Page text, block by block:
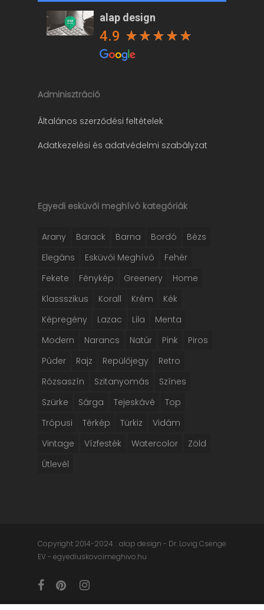
alap design
4.9
Adminisztráció
Általános szerződési feltételek
Adatkezelési és adatvédelmi szabályzat
Egyedi esküvői meghívó kategóriák
Arany Barack Barna Bordó
Bézs
Elegáns
Esküvői Meghívó
Fehér
Fekete
Fénykép Greenery
Home
Klassszikus
Korall Krém
Kék
Képregény
Lazac Lila
Menta
Modern
Narancs Natúr Pink
Piros
Púder
Rajz Repülőjegy
Retro
Rózsaszín
Szitanyomás
Színes
Szürke
Sárga Tejeskávé
Top
Trópusi
Térkép Türkiz
Vidám
Vintage
Vízfesték Watercolor
Zöld
Útlevél
Copyright 2014-2024. : alap design - Dr. Lovig Csenge
EV - egyediuskovoimeghivo.hu
facebookpinterestinstagram